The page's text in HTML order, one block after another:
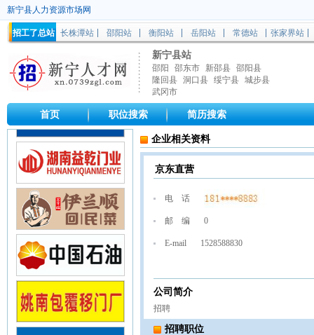
新宁县人力资源市场网
招工了总站 长株潭站 邵阳站 衡阳站 岳阳站 常德站 张家界站
新宁县站
邵阳 邵东市 新邵县 邵阳县
隆回县 洞口县 绥宁县 城步县
武冈市
首页 职位搜索 简历搜索
企业相关资料
京东直营
电 话
邮 编 0
E-mail 1528588830
公司简介
招聘
招聘职位